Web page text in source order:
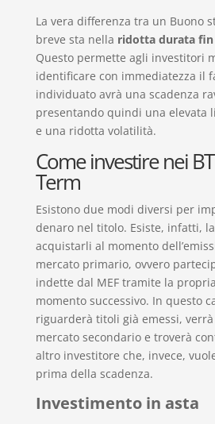
La vera differenza tra un Buono
breve sta nella ridotta durata fin
Questo permette agli investitori
identificare con immediatezza il
individuato avrà una scadenza
presentando quindi una elevata
e una ridotta volatilità.
Come investire nei
Term
Esistono due modi diversi per
denaro nel titolo. Esiste, infatti,
acquistarli al momento
mercato primario, ovvero
indette dal MEF tramite la
momento successivo. In questo
riguarderà titoli già emessi,
mercato secondario e troverà
altro investitore che, invece,
prima della scadenza.
Investimento in asta